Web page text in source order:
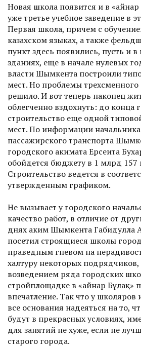
Новая школа появится и в
уже третье учебное заведение в
Первая школа, причем с
казахском языках, а также
пункт здесь появились, пусть и
зданиях, еще в начале нулевых
власти Шымкента построили
мест. Но проблемы трехсменного
решило. И вот теперь наконец
облегченно вздохнуть: до конца
строительство еще одной
мест. По информации
пассажирского транспорта
городского акимата Ерсеита
обойдется бюджету в 1 млрд 157
Строительство ведется в
утвержденным графиком.
Не вызывает у городского
качество работ, в отличие от
днях аким Шымкента Габидулла
посетил строящиеся школы
праведным гневом на
халтуру некоторых подрядчиков,
возведением ряда городских
стройплощадке в «Қайнар Бұлақ»
впечатление. Так что у школяров
все основания надеяться на то,
будут в прекрасных условиях,
для занятий не хуже, если не
старого города.